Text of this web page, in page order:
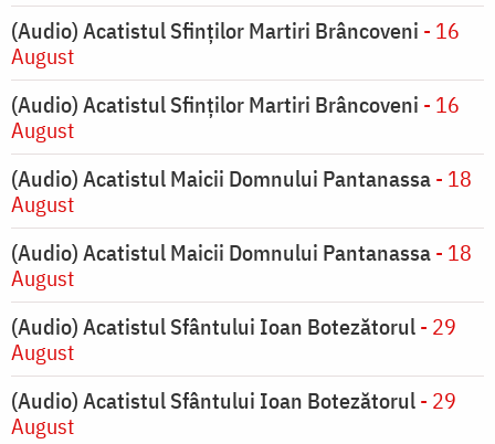
(Audio) Acatistul Sfinților Martiri Brâncoveni - 16
August
(Audio) Acatistul Sfinților Martiri Brâncoveni - 16
August
(Audio) Acatistul Maicii Domnului Pantanassa- 18
August
(Audio) Acatistul Maicii Domnului Pantanassa- 18
August
(Audio) Acatistul Sfântului Ioan Botezătorul- 29
August
(Audio) Acatistul Sfântului Ioan Botezătorul- 29
August